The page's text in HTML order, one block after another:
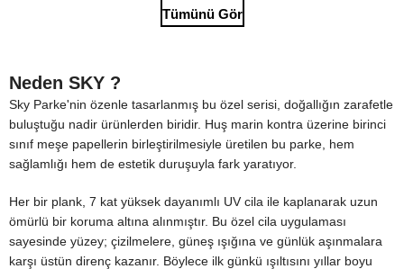
Tümünü Gör
Neden SKY ?
Sky Parke'nin özenle tasarlanmış bu özel serisi, doğallığın zarafetle
buluştuğu nadir ürünlerden biridir. Huş marin kontra üzerine birinci
sınıf meşe papellerin birleştirilmesiyle üretilen bu parke, hem
sağlamlığı hem de estetik duruşuyla fark yaratıyor.
Her bir plank, 7 kat yüksek dayanımlı UV cila ile kaplanarak uzun
ömürlü bir koruma altına alınmıştır. Bu özel cila uygulaması
sayesinde yüzey; çizilmelere, güneş ışığına ve günlük aşınmalara
karşı üstün direnç kazanır. Böylece ilk günkü ışıltısını yıllar boyu